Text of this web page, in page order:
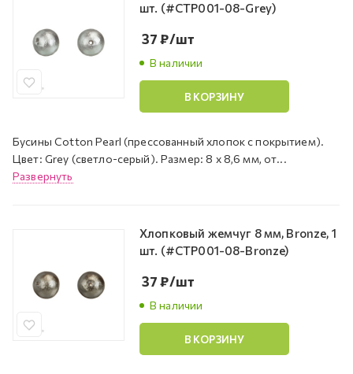
шт. (#CTP001-08-Grey)
В наличии
37₽/шт
В КОРЗИНУ
Бусины Cotton Pearl (прессованный хлопок с покрытием).
Цвет: Grey (светло-серый). Размер: 8 х 8,6 мм, от...
Развернуть
Хлопковый жемчуг 8 мм, Bronze, 1
шт. (#CTP001-08-Bronze)
В наличии
37₽/шт
В КОРЗИНУ